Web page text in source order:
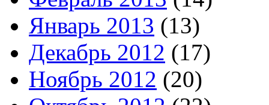
Январь 2013 (13)
Декабрь 2012 (17)
Ноябрь 2012 (20)